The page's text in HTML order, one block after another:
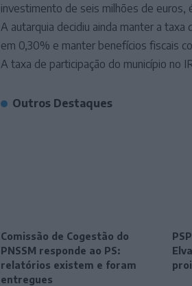
investimento de seis milhões de euros,
A autarquia decidiu ainda manter a
em 0,30% e manter benefícios fiscais
A taxa de participação do município no
Outros Destaques
Comissão de Cogestão do
PNSSM responde ao PS:
relatórios existem e foram
entregues